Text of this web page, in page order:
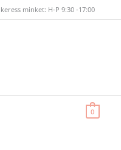
minket: H-P 9:30 -17:00
0